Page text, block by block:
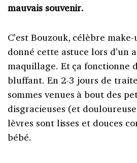
mauvais souvenir.
C’est Bouzouk, célèbre
donné cette astuce lors d’un
maquillage. Et ça fonctionne
bluffant. En 2-3 jours de
sommes venues à bout des
disgracieuses (et
lèvres sont lisses et douces
bébé.